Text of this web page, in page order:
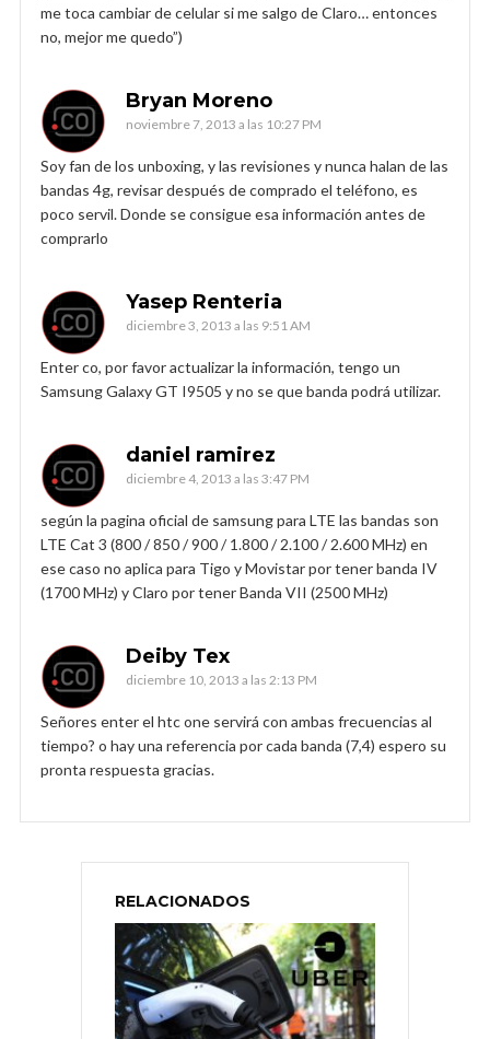
me toca cambiar de celular si me salgo de Claro… entonces
no, mejor me quedo”)
Bryan Moreno
noviembre 7, 2013 a las 10:27 PM
Soy fan de los unboxing, y las revisiones y nunca halan de las
bandas 4g, revisar después de comprado el teléfono, es
poco servil. Donde se consigue esa información antes de
comprarlo
Yasep Renteria
diciembre 3, 2013 a las 9:51 AM
Enter co, por favor actualizar la información, tengo un
Samsung Galaxy GT I9505 y no se que banda podrá utilizar.
daniel ramirez
diciembre 4, 2013 a las 3:47 PM
según la pagina oficial de samsung para LTE las bandas son
LTE Cat 3 (800 / 850 / 900 / 1.800 / 2.100 / 2.600 MHz) en
ese caso no aplica para Tigo y Movistar por tener banda IV
(1700 MHz) y Claro por tener Banda VII (2500 MHz)
Deiby Tex
diciembre 10, 2013 a las 2:13 PM
Señores enter el htc one servirá con ambas frecuencias al
tiempo? o hay una referencia por cada banda (7,4) espero su
pronta respuesta gracias.
RELACIONADOS